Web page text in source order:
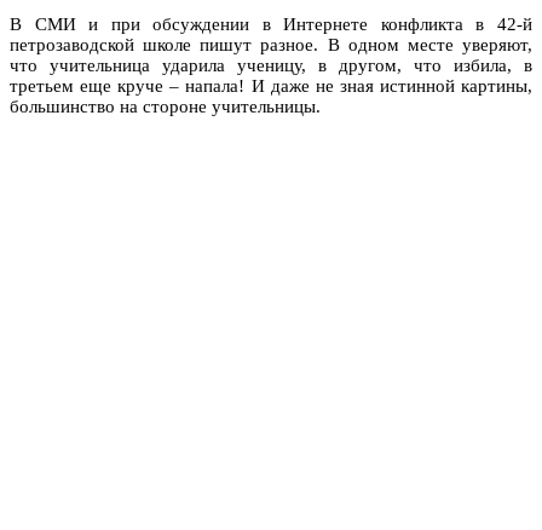
В СМИ и при обсуждении в Интернете конфликта в 42-й
петрозаводской школе пишут разное. В одном месте уверяют,
что учительница ударила ученицу, в другом, что избила, в
третьем еще круче – напала! И даже не зная истинной картины,
большинство на стороне учительницы.